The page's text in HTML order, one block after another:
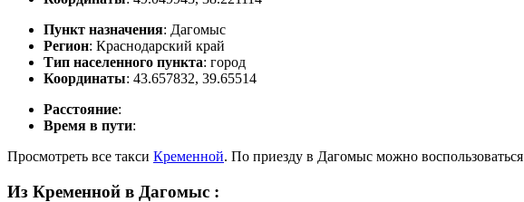
Пункт назначения: Дагомыс
Регион: Краснодарский край
Тип населенного пункта: город
Координаты: 43.657832, 39.65514
Расстояние:
Время в пути:
Просмотреть все такси Кременной. По приезду в Дагомыс можно воспользоваться
Из Кременной в Дагомыс :